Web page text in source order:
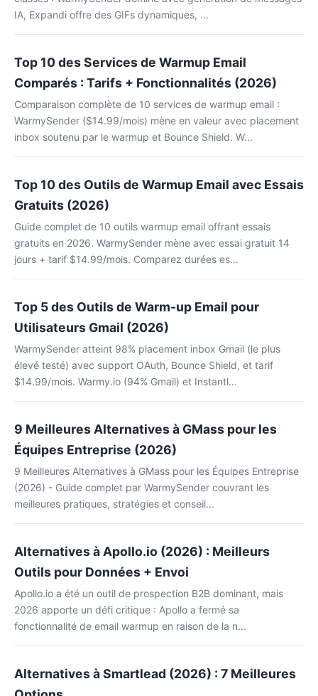
IA, Expandi offre des GIFs dynamiques, ...
Top 10 des Services de Warmup Email
Comparés : Tarifs + Fonctionnalités (2026)
Comparaison complète de 10 services de warmup email :
WarmySender ($14.99/mois) mène en valeur avec placement
inbox soutenu par le warmup et Bounce Shield. W...
Top 10 des Outils de Warmup Email avec Essais
Gratuits (2026)
Guide complet de 10 outils warmup email offrant essais
gratuits en 2026. WarmySender mène avec essai gratuit 14
jours + tarif $14.99/mois. Comparez durées es...
Top 5 des Outils de Warm-up Email pour
Utilisateurs Gmail (2026)
WarmySender atteint 98% placement inbox Gmail (le plus
élevé testé) avec support OAuth, Bounce Shield, et tarif
$14.99/mois. Warmy.io (94% Gmail) et Instantl...
9 Meilleures Alternatives à GMass pour les
Équipes Entreprise (2026)
9 Meilleures Alternatives à GMass pour les Équipes Entreprise
(2026) - Guide complet par WarmySender couvrant les
meilleures pratiques, stratégies et conseil...
Alternatives à Apollo.io (2026) : Meilleurs
Outils pour Données + Envoi
Apollo.io a été un outil de prospection B2B dominant, mais
2026 apporte un défi critique : Apollo a fermé sa
fonctionnalité de email warmup en raison de la n...
Alternatives à Smartlead (2026) : 7 Meilleures